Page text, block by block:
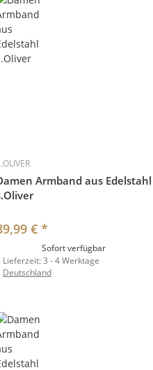
Armband aus Edelstahl
€ *
Sofort verfügbar
Lieferzeit:3 - 4 Werktage
Deutschland